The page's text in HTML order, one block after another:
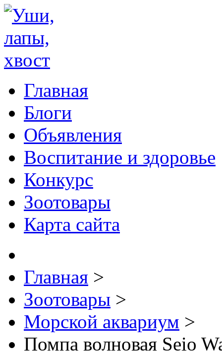
Главная
Блоги
Объявления
Воспитание и здоровье
Конкурс
Зоотовары
Карта сайта
Главная >
Зоотовары >
Морской аквариум >
Помпа волновая Seio